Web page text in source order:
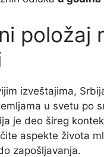
položaj
izveštajima,
u svetu po
je deo šireg
aspekte života
zapošljavanja.